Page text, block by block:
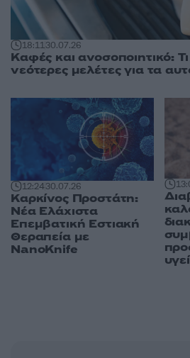
18:1130.07.26
Καφές και ανοσοποιητικό:
νεότερες μελέτες για τα
12:2430.07.26
Καρκίνος Προστάτη:
Νέα Ελάχιστα
Επεμβατική Εστιακή
Θεραπεία με
NanoKnife